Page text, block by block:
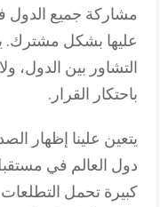
مشاركة جميع الدول
عليها بشكل مشترك.
التشاور بين الدول،
باحتكار القرار.
يتعين علينا إظهار
دول العالم في
كبيرة تحمل التطلعات